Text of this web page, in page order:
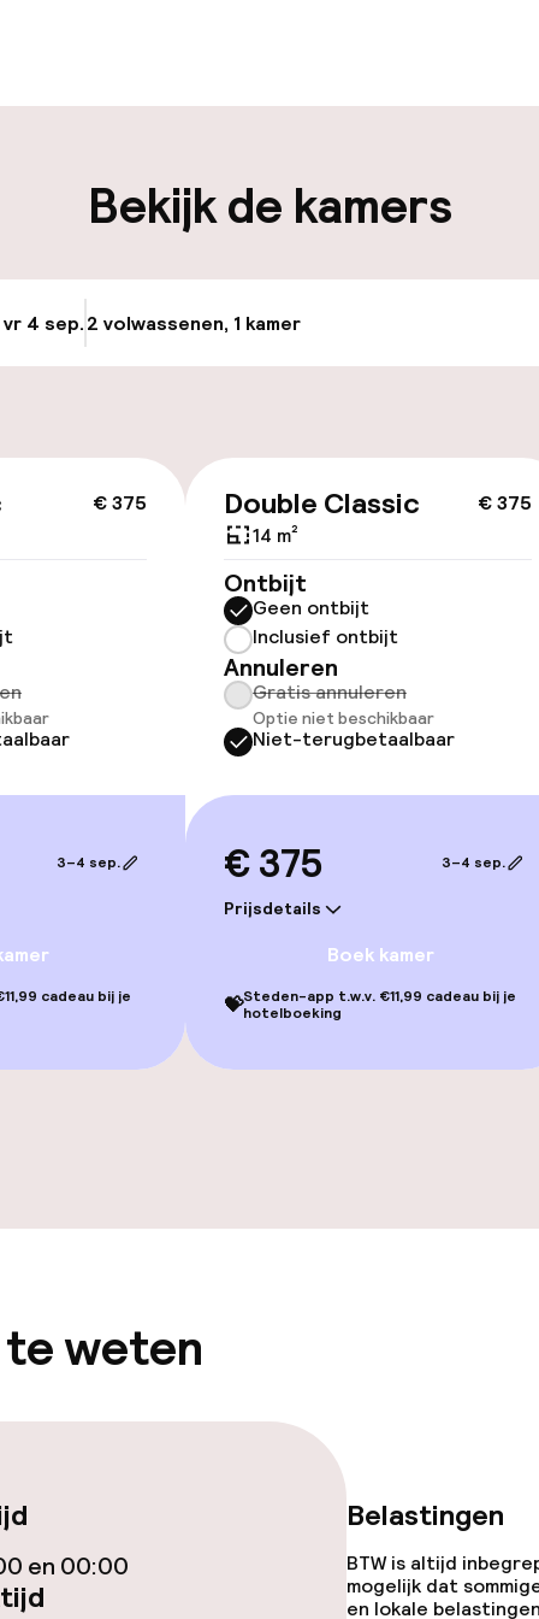
Transferservice
Voor
beschikbaar
kamers
Diner à la carte
Roomservice
Bekijk de kamers
4 sep.2 volwassenen, 1 kamer
€ 375
3–4 sep.
cadeau bij je
€ 375
Double Classic
14 m²
Ontbijt
Geen ontbijt
Inclusief ontbijt
Annuleren
Gratis annuleren
Optie niet beschikbaar
Niet-terugbetaalbaar
€ 375
Prijsdetails
3–4 sep.
Boek kamer
💝Steden-app t.w.v. €11,99 cadeau bij je
hotelboeking
te weten
en 00:00
Belastingen
BTW is altijd
mogelijk dat
en lokale